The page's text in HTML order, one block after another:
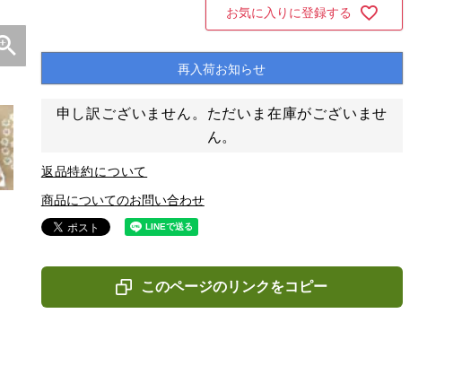
お気に入りに登録する
再入荷お知らせ
申し訳ございません。ただいま在庫がございませ
ん。
返品特約について
商品についてのお問い合わせ
このページのリンクをコピー